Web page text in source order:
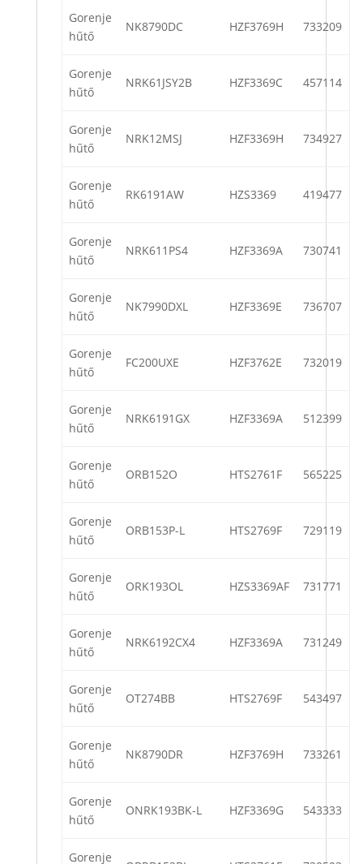
Gorenje
hűtő
NK8790DC HZF3769H 733209
Gorenje
hűtő
NRK61JSY2B HZF3369C 457114
Gorenje
hűtő
NRK12MSJ HZF3369H 734927
Gorenje
hűtő
RK6191AW HZS3369 419477
Gorenje
hűtő
NRK611PS4 HZF3369A 730741
Gorenje
hűtő
NK7990DXL HZF3369E 736707
Gorenje
hűtő
FC200UXE HZF3762E 732019
Gorenje
hűtő
NRK6191GX HZF3369A 512399
Gorenje
hűtő
ORB152O HTS2761F 565225
Gorenje
hűtő
ORB153P-L HTS2769F 729119
Gorenje
hűtő
ORK193OL HZS3369AF 731771
Gorenje
hűtő
NRK6192CX4 HZF3369A 731249
Gorenje
hűtő
OT274BB HTS2769F 543497
Gorenje
hűtő
NK8790DR HZF3769H 733261
Gorenje
hűtő
ONRK193BK-L HZF3369G 543333
Gorenje